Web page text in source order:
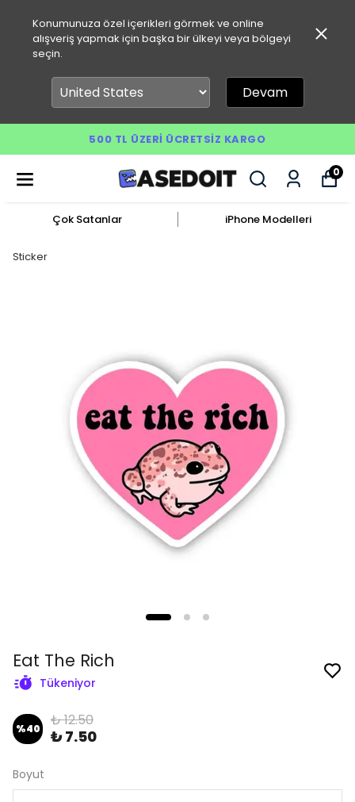
Konumunuza özel içerikleri görmek ve online
alışveriş yapmak için başka bir ülkeyi veya bölgeyi
seçin.
Devam
500 TL ÜZERI ÜCRETSIZ KARGO
0
Çok Satanlar iPhone Modelleri
Sticker
Eat The Rich
Tükeniyor
%40 ₺ 12.50
₺ 7.50
Boyut